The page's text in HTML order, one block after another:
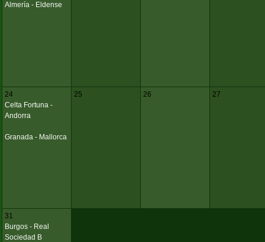
Almería - Eldense
24
Celta Fortuna -
Andorra
Granada - Mallorca
25 26 27
31
Burgos - Real
Sociedad B